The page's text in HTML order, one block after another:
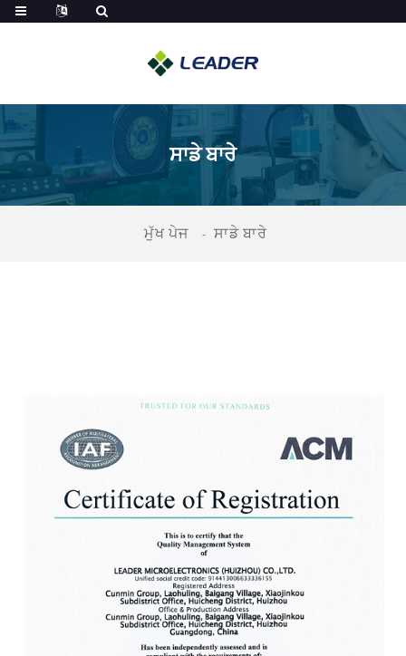
ਸਾਡੇ ਬਾਰੇ
ਮੁੱਖ ਪੇਜ ਸਾਡੇ ਬਾਰੇ